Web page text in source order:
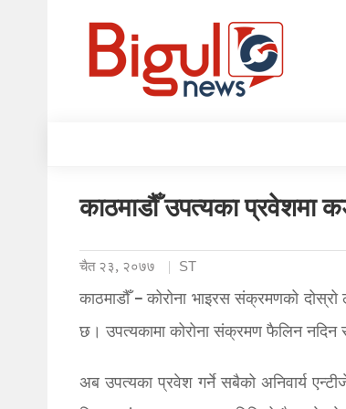
काठमाडौँ उपत्यका प्रवेशमा
चैत २३, २०७७ ST
काठमाडौँ – कोरोना भाइरस संक्रमणको
छ। उपत्यकामा कोरोना संक्रमण फैलिन नदिन
अब उपत्यका प्रवेश गर्ने सबैको अनिवार्य